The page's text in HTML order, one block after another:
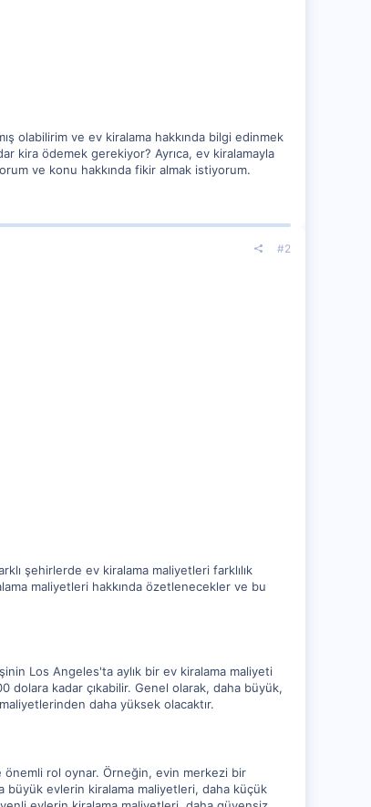
olabilirim ve ev kiralama hakkında bilgi edinmek
kira ödemek gerekiyor? Ayrıca, ev kiralamayla
ve konu hakkında fikir almak istiyorum.
#2
şehirlerde ev kiralama maliyetleri farklılık
maliyetleri hakkında özetlenecekler ve bu
Los Angeles'ta aylık bir ev kiralama maliyeti
dolara kadar çıkabilir. Genel olarak, daha büyük,
daha yüksek olacaktır.
önemli rol oynar. Örneğin, evin merkezi bir
büyük evlerin kiralama maliyetleri, daha küçük